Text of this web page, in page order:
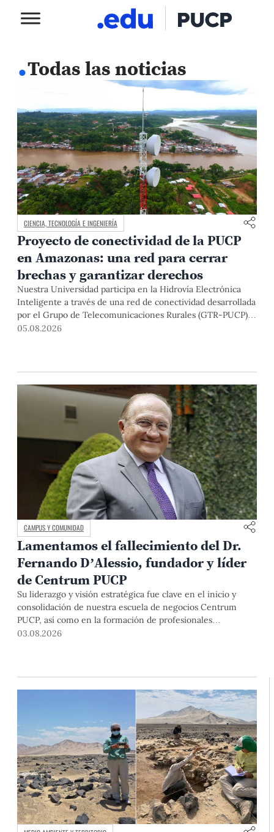
.Todas las noticias
CIENCIA, TECNOLOGÍA E INGENIERÍA
Proyecto de conectividad de la PUCP
en Amazonas: una red para cerrar
brechas y garantizar derechos
Nuestra Universidad participa en la Hidrovía Electrónica
Inteligente a través de una red de conectividad desarrollada
por el Grupo de Telecomunicaciones Rurales (GTR-PUCP)
desde el 2018. En esta nota repasamos cómo ha sido el
05.08.2026
CAMPUS Y COMUNIDAD
Lamentamos el fallecimiento del Dr.
Fernando D’Alessio, fundador y líder
de Centrum PUCP
Su liderazgo y visión estratégica fue clave en el inicio y
consolidación de nuestra escuela de negocios Centrum
PUCP, así como en la formación de profesionales
empresariales comprometidos con el país. Por todo ello,
03.08.2026